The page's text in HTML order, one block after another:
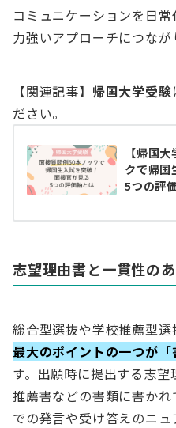
コミュニケーションを日
力強いアプローチにつなが
【関連記事】 帰国大学受験
ださい。
【帰国
クで帰国
5つの評
志望理由書と一貫性の
総合型選抜や学校推薦型
最大のポイントの一つが「
す。出願時に提出する志
推薦書などの書類に書か
での発言や受け答えのニ